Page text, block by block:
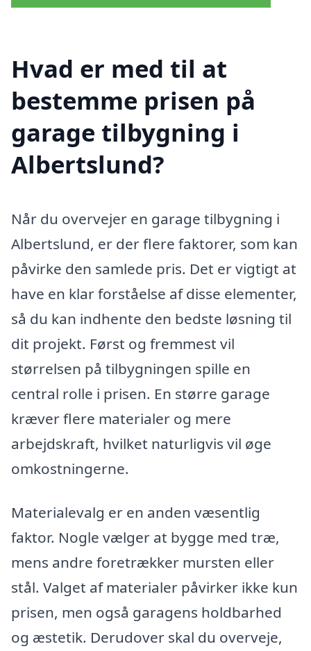
Hvad er med til at
bestemme prisen på
garage tilbygning i
Albertslund?
Når du overvejer en garage tilbygning i
Albertslund, er der flere faktorer, som kan
påvirke den samlede pris. Det er vigtigt at
have en klar forståelse af disse elementer,
så du kan indhente den bedste løsning til
dit projekt. Først og fremmest vil
størrelsen på tilbygningen spille en
central rolle i prisen. En større garage
kræver flere materialer og mere
arbejdskraft, hvilket naturligvis vil øge
omkostningerne.
Materialevalg er en anden væsentlig
faktor. Nogle vælger at bygge med træ,
mens andre foretrækker mursten eller
stål. Valget af materialer påvirker ikke kun
prisen, men også garagens holdbarhed
og æstetik. Derudover skal du overveje,